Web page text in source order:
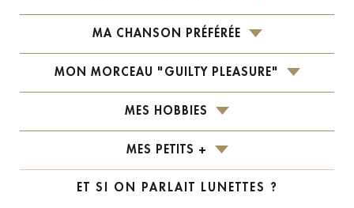
MA CHANSON PRÉFÉRÉE
MON MORCEAU "GUILTY PLEASURE"
MES HOBBIES
MES PETITS +
ET SI ON PARLAIT LUNETTES ?